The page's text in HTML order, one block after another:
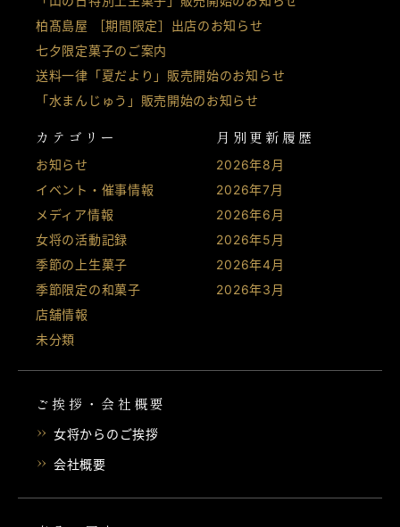
柏髙島屋 ［期間限定］出店のお知らせ
七夕限定菓子のご案内
送料一律「夏だより」販売開始のお知らせ
「水まんじゅう」販売開始のお知らせ
カテゴリー
お知らせ
イベント・催事情報
メディア情報
女将の活動記録
季節の上生菓子
季節限定の和菓子
店舗情報
未分類
月別更新履歴
2026年8月
2026年7月
2026年6月
2026年5月
2026年4月
2026年3月
ご挨拶・会社概要
女将からのご挨拶
会社概要